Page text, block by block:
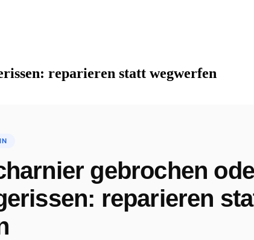
reparieren statt wegwerfen
gebrochen
reparieren